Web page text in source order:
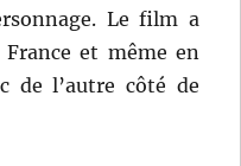
Le film a
et même en
de l’autre côté de